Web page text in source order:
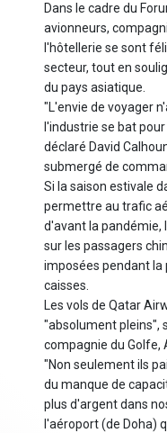
Dans le cadre du
avionneurs,
l'hôtellerie se sont
secteur, tout en
du pays asiatique.
"L'envie de voyager
l'industrie se bat
déclaré David
submergé de
Si la saison estivale
permettre au trafic
d'avant la pandémie,
sur les passagers
imposées pendant la
caisses.
Les vols de Qatar
"absolument pleins",
compagnie du Golfe,
"Non seulement ils
du manque de
plus d'argent dans
l'aéroport (de Doha)